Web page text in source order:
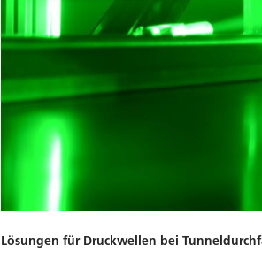
Lösungen für Druckwellen bei